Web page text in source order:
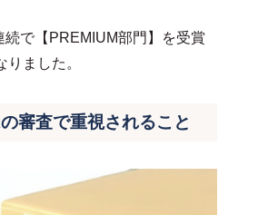
続で【PREMIUM部門】を受賞
りました。
審査で重視されること